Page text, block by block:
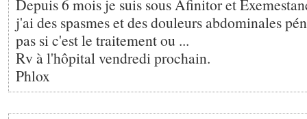
Depuis 6 mois je suis sous Afinitor et
j'ai des spasmes et des douleurs abdominales
pas si c'est le traitement ou ...
Rv à l'hôpital vendredi prochain.
Phlox